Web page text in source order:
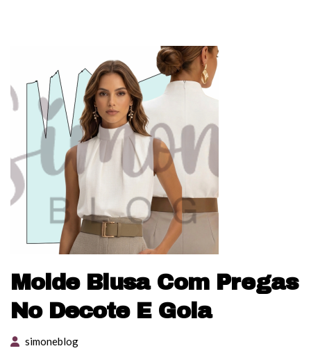
Molde Blusa Com Pregas
No Decote E Gola
simoneblog